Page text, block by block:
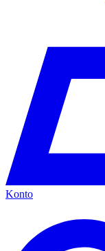
Konto